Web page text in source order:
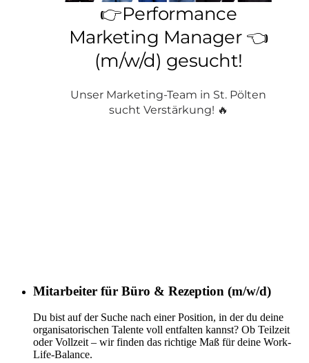
Mitarbeiter für Büro & Rezeption (m/w/d)
Du bist auf der Suche nach einer Position, in der du deine
organisatorischen Talente voll entfalten kannst? Ob Teilzeit
oder Vollzeit – wir finden das richtige Maß für deine Work-
Life-Balance.